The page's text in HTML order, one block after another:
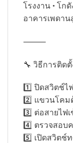
โรงงาน • โก
อาคารเพดาน
⸻
🔧 วิธีการติดตั้
1️⃣ ปิดสวิตช์ไ
2️⃣ แขวนโค
3️⃣ ต่อสายไฟ
4️⃣ ตรวจสอบ
5️⃣ เปิดสวิตช์